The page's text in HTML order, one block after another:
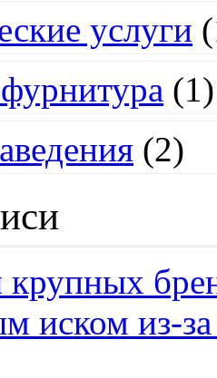
услуги
(1)
(2)
иском из-